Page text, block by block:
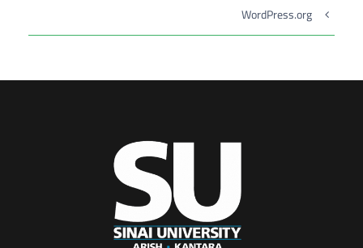
WordPress.org